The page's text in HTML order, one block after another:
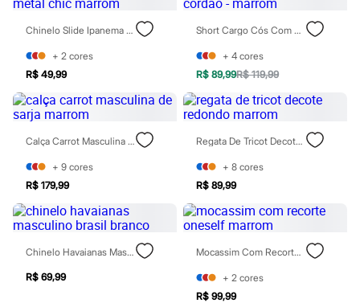
Todos os produtos
Infantil
Em alta
Arrumadinho para os meninos
Romântico para as meninas
Inverno
Novidades
Roupas menina
0 a 24 meses
1 a 5 anos
10 a 16 anos
Roupas menino
1 a 5 anos
4 a 12 anos
Acessórios
Recém-nascido
Bolsas e Mochilas
Chinelo Slide Ipanema Metal Chic Marrom
+ 2 cores
R$ 49,99
Short Cargo Cós Com Cordão - Marrom
+ 4 cores
R$ 89,99R$ 119,99
Calça Carrot Masculina De Sarja Marrom
+ 9 cores
R$ 179,99
Regata De Tricot Decote Redondo Marrom
+ 8 cores
R$ 89,99
Chinelo Havaianas Masculino Brasil Branco
R$ 69,99
Mocassim Com Recorte Oneself Marrom
+ 2 cores
R$ 99,99